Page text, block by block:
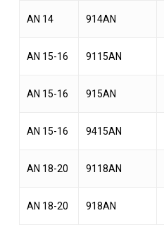
AN 14 914AN
AN 15-16 9115AN
AN 15-16 915AN
AN 15-16 9415AN
AN 18-20 9118AN
AN 18-20 918AN